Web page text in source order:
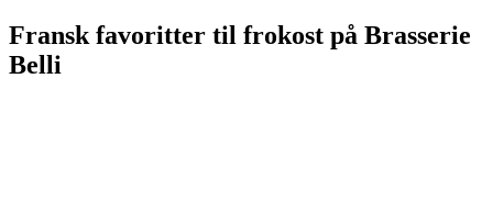
Fransk favoritter til frokost på Brasserie
Belli